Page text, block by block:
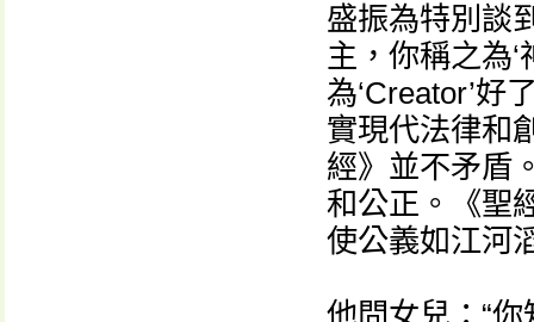
盛振為特別談
主，你稱之為‘
為‘Creator’好
實現代法律和
經》並不矛盾
和公正。《聖
使公義如江河
他問女兒：“